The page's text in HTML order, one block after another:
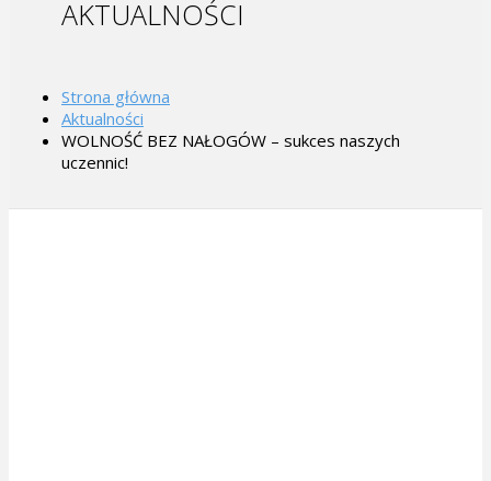
AKTUALNOŚCI
Strona główna
Aktualności
WOLNOŚĆ BEZ NAŁOGÓW – sukces naszych
uczennic!